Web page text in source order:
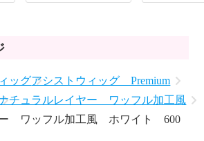
ッグアシストウィッグ Premium
チュラルレイヤー ワッフル加工風
ー ワッフル加工風 ホワイト 600